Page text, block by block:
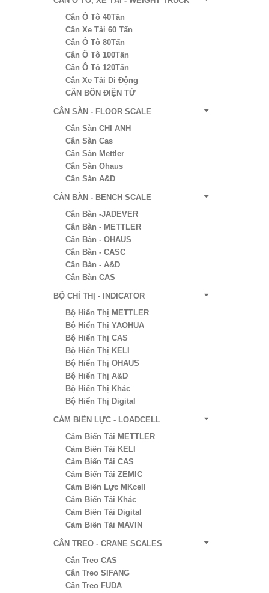
Cân Ô Tô 40Tấn
Cân Xe Tải 60 Tấn
Cân Ô Tô 80Tấn
Cân Ô Tô 100Tấn
Cân Ô Tô 120Tấn
Cân Xe Tải Di Động
CÂN BỒN ĐIỆN TỬ
CÂN SÀN - FLOOR SCALE
Cân Sàn CHI ANH
Cân Sàn Cas
Cân Sàn Mettler
Cân Sàn Ohaus
Cân Sàn A&D
CÂN BÀN - BENCH SCALE
Cân Bàn -JADEVER
Cân Bàn - METTLER
Cân Bàn - OHAUS
Cân Bàn - CASC
Cân Bàn - A&D
Cân Bàn CAS
BỘ CHỈ THỊ - INDICATOR
Bộ Hiển Thị METTLER
Bộ Hiển Thị YAOHUA
Bộ Hiển Thị CAS
Bộ Hiển Thị KELI
Bộ Hiển Thị OHAUS
Bộ Hiển Thị A&D
Bộ Hiển Thị Khác
Bộ Hiển Thị Digital
CẢM BIẾN LỰC - LOADCELL
Cảm Biến Tải METTLER
Cảm Biến Tải KELI
Cảm Biến Tải CAS
Cảm Biến Tải ZEMIC
Cảm Biến Lực MKcell
Cảm Biến Tải Khác
Cảm Biến Tải Digital
Cảm Biến Tải MAVIN
CÂN TREO - CRANE SCALES
Cân Treo CAS
Cân Treo SIFANG
Cân Treo FUDA